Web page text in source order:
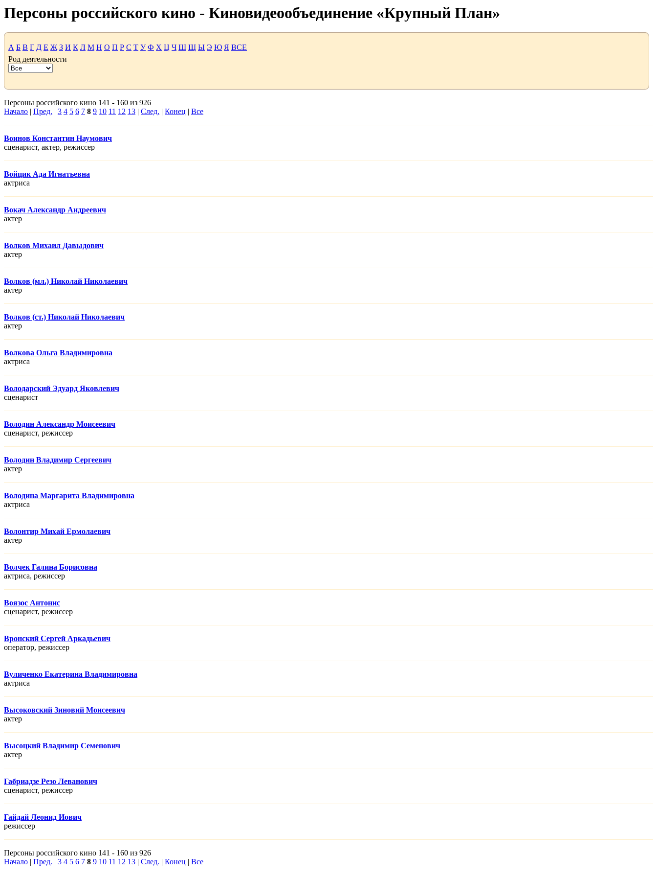
Персоны российского кино - Киновидеообъединение «Крупный План»
А Б В Г Д Е Ж З И К Л М Н О П Р С Т У Ф Х Ц Ч Ш Щ Ы Э Ю Я ВСЕ
Род деятельности
Персоны российского кино 141 - 160 из 926
Начало | Пред. | 3 4 5 6 7 8 9 10 11 12 13 | След. | Конец | Все
Воинов Константин Наумович
сценарист, актер, режисcер
Войцик Ада Игнатьевна
актриса
Вокач Александр Андреевич
актер
Волков Михаил Давыдович
актер
Волков (мл.) Николай Николаевич
актер
Волков (ст.) Николай Николаевич
актер
Волкова Ольга Владимировна
актриса
Володарский Эдуард Яковлевич
сценарист
Володин Александр Моисеевич
сценарист, режисcер
Володин Владимир Сергеевич
актер
Володина Маргарита Владимировна
актриса
Волонтир Михай Ермолаевич
актер
Волчек Галина Борисовна
актриса, режисcер
Воязос Антонис
сценарист, режисcер
Вронский Сергей Аркадьевич
оператор, режисcер
Вуличенко Екатерина Владимировна
актриса
Высоковский Зиновий Моисеевич
актер
Высоцкий Владимир Семенович
актер
Габриадзе Резо Леванович
сценарист, режисcер
Гайдай Леонид Иович
режисcер
Персоны российского кино 141 - 160 из 926
Начало | Пред. | 3 4 5 6 7 8 9 10 11 12 13 | След. | Конец | Все